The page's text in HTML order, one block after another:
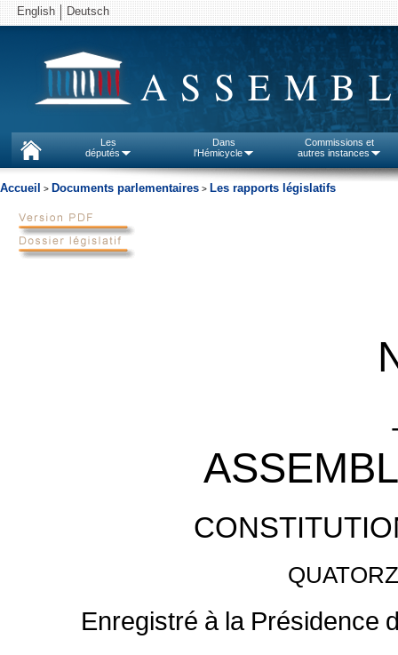
English Deutsch
Les
députés
Dans
l'Hémicycle
Commissions et
autres instances
Accueil > Documents parlementaires > Les rapports législatifs
Enregistré à la Présidence